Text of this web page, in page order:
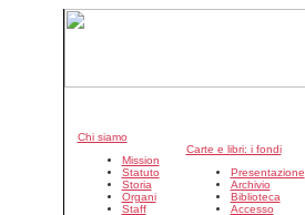
Chi siamo
Mission
Statuto
Storia
Organi
Staff
Carte e libri: i fondi
Presentazione
Archivio
Biblioteca
Accesso